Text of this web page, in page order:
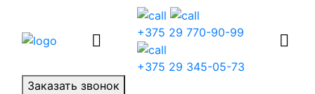
+375 29 770-90-99
+375 29 345-05-73
Заказать звонок